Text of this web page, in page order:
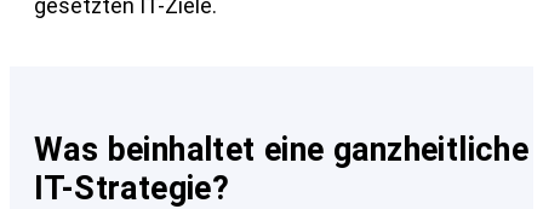
gesetzten IT-Ziele.
Was beinhaltet eine ganzheitliche
IT-Strategie?